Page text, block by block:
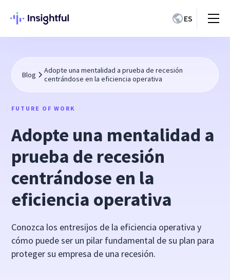
ES
Blog
Adopte una mentalidad a prueba de recesión
centrándose en la eficiencia operativa
FUTURE OF WORK
Adopte una mentalidad a
prueba de recesión
centrándose en la
eficiencia operativa
Conozca los entresijos de la eficiencia operativa y
cómo puede ser un pilar fundamental de su plan para
proteger su empresa de una recesión.